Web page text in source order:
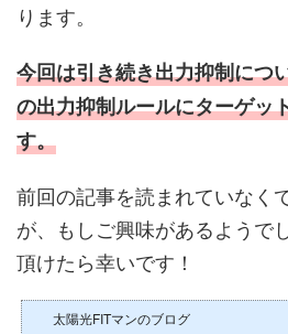
ります。
今回は引き続き出力抑制につ
の出力抑制ルールにターゲッ
す。
前回の記事を読まれていなく
が、もしご興味があるようで
頂けたら幸いです！
太陽光FITマンのブログ